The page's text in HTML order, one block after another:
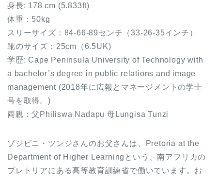
身長: 178 cm (5.833ft)
体重：50kg
スリーサイズ：84-66-89センチ（33-26-35インチ）
靴のサイズ：25cm（6.5UK)
学歴: Cape Peninsula University of Technology with
a bachelor’s degree in public relations and image
management (2018年に広報とマネージメントの学士
号を取得。)
両親：父Philiswa Nadapu 母Lungisa Tunzi
ゾジビニ・ツンジさんのお父さんは、Pretoria at the
Department of Higher Learningという、南アフリカの
プレトリアにある高等教育訓練省で働いています。お